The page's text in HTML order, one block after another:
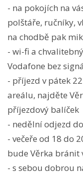
- na pokojích na
polštáře, ručníky,
na chodbě pak
- wi-fi a
Vodafone bez
- příjezd v pátek
areálu, najděte
příjezdový balíček
- nedělní odjezd
- večeře od 18 do
bude Věrka bránit
- s sebou dobrou